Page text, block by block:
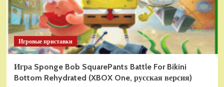
Игровые приставки
Игра Sponge Bob SquarePants Battle For Bikini
Bottom Rehydrated (XBOX One, русская версия)